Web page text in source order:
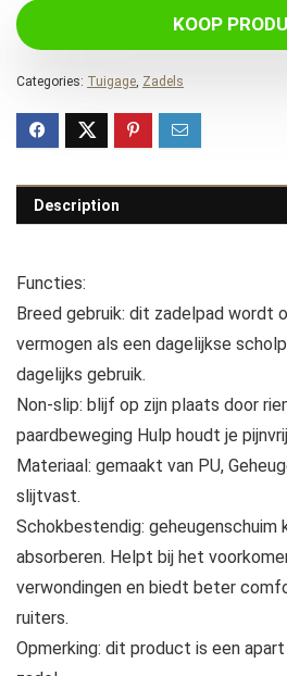
KOOP
Categories: Tuigage Zadels
Description
Functies:
Breed gebruik: dit zadelpad wordt
vermogen als een dagelijkse
dagelijks gebruik.
Non-slip: blijf op zijn plaats door
paardbeweging Hulp houdt je
Materiaal: gemaakt van PU,
slijtvast.
Schokbestendig: geheugenschuim
absorberen. Helpt bij het
verwondingen en biedt beter
ruiters.
Opmerking: dit product is een